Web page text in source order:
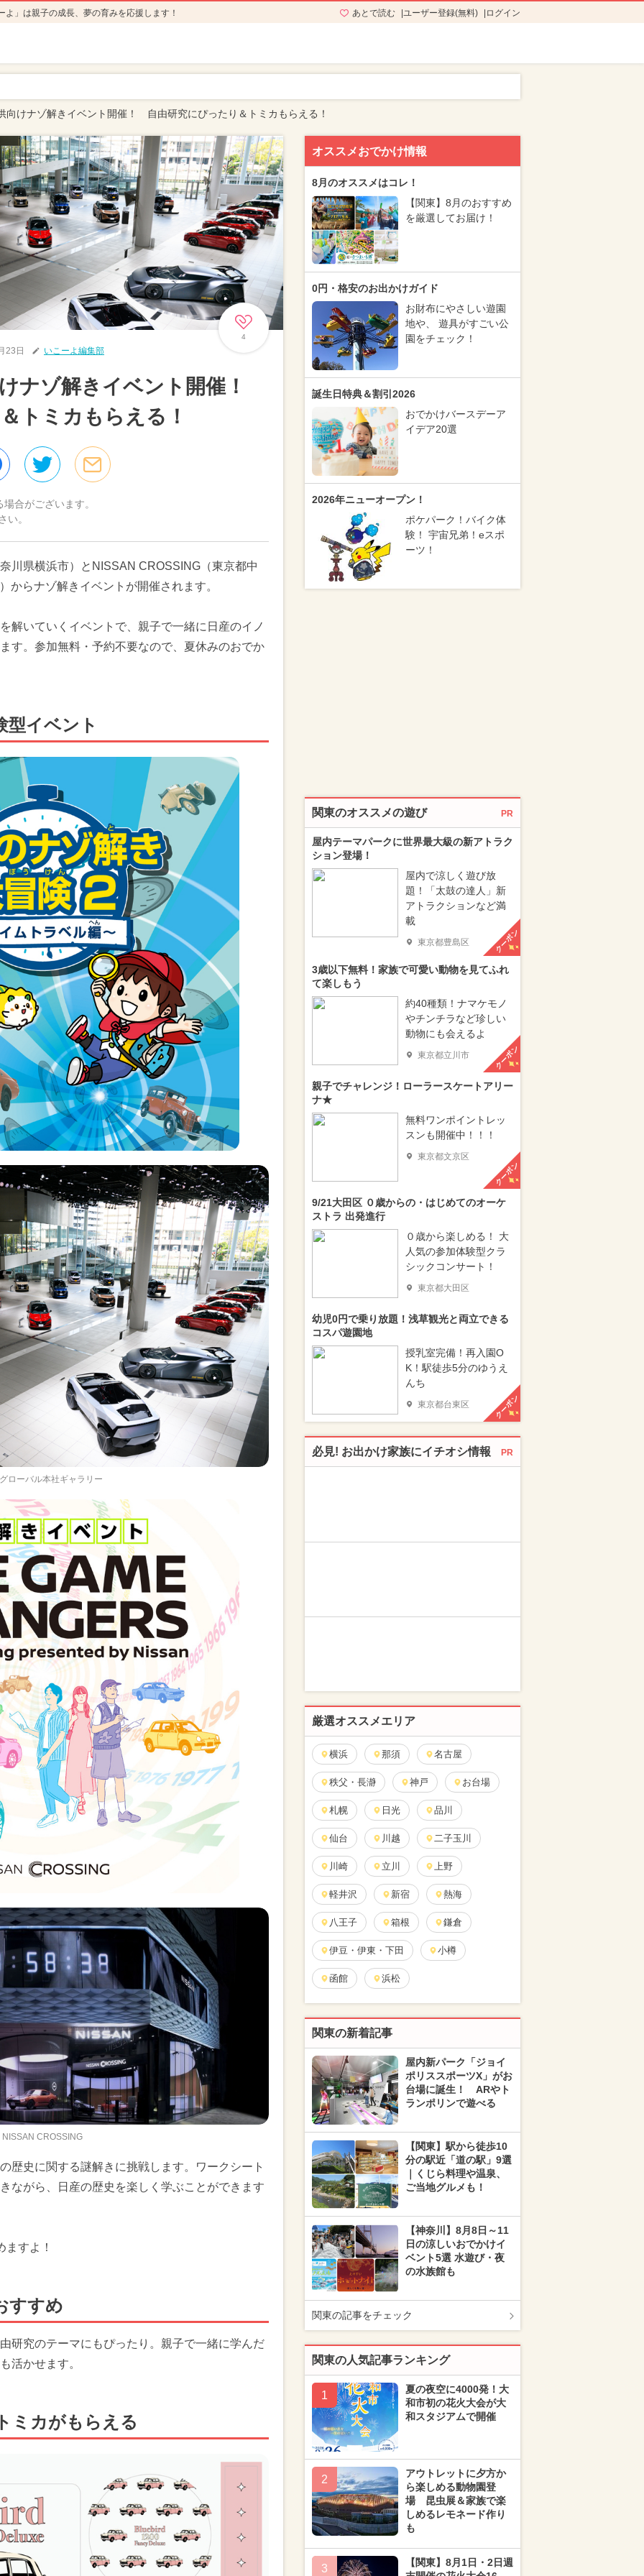
」は親子の成長、夢の育みを応援します！ あとで読む ユーザー登録(無料) ログイン
向けナゾ解きイベント開催！ 自由研究にぴったり＆トミカもらえる！
4
23日 いこーよ編集部
ナゾ解きイベント開催！
トミカもらえる！
合がございます。
い。
川県横浜市）とNISSAN CROSSING（東京都中
からナゾ解きイベントが開催されます。
解いていくイベントで、親子で一緒に日産のイノ
す。参加無料・予約不要なので、夏休みのおでか
型イベント
ローバル本社ギャラリー
NISSAN CROSSING
歴史に関する謎解きに挑戦します。ワークシート
ながら、日産の歴史を楽しく学ぶことができます
すよ！
すすめ
研究のテーマにもぴったり。親子で一緒に学んだ
活かせます。
ミカがもらえる
オススメおでかけ情報
8月のオススメはコレ！
【関東】8月のおすすめ
を厳選してお届け！
0円・格安のお出かけガイド
お財布にやさしい遊園
地や、 遊具がすごい公
園をチェック！
誕生日特典＆割引2026
おでかけバースデーア
イデア20選
2026年ニューオープン！
ポケパーク！バイク体
験！ 宇宙兄弟！eスポ
ーツ！
関東のオススメの遊び PR
屋内テーマパークに世界最大級の新アトラク
ション登場！
屋内で涼しく遊び放
題！「太鼓の達人」新
アトラクションなど満
載
東京都豊島区 クーポン
3歳以下無料！家族で可愛い動物を見てふれ
て楽しもう
約40種類！ナマケモノ
やチンチラなど珍しい
動物にも会えるよ
東京都立川市 クーポン
親子でチャレンジ！ローラースケートアリー
ナ★
無料ワンポイントレッ
スンも開催中！！！
東京都文京区
クーポン
9/21大田区 ０歳からの・はじめてのオーケ
ストラ 出発進行
０歳から楽しめる！ 大
人気の参加体験型クラ
シックコンサート！
東京都大田区
幼児0円で乗り放題！浅草観光と両立できる
コスパ遊園地
授乳室完備！再入園O
K！駅徒歩5分のゆうえ
んち
東京都台東区 クーポン
必見! お出かけ家族にイチオシ情報 PR
厳選オススメエリア
横浜 那須 名古屋
秩父・長瀞 神戸 お台場
札幌 日光 品川
仙台 川越 二子玉川
川崎 立川 上野
軽井沢 新宿 熱海
八王子 箱根 鎌倉
伊豆・伊東・下田 小樽
函館 浜松
関東の新着記事
屋内新パーク「ジョイ
ポリススポーツX」がお
台場に誕生！ ARやト
ランポリンで遊べる
【関東】駅から徒歩10
分の駅近「道の駅」9選
｜くじら料理や温泉、
ご当地グルメも！
【神奈川】8月8日～11
日の涼しいおでかけイ
ベント5選 水遊び・夜
の水族館も
関東の記事をチェック
関東の人気記事ランキング
1
夏の夜空に4000発！大
和市初の花火大会が大
和スタジアムで開催
2
アウトレットに夕方か
ら楽しめる動物園登
場 昆虫展＆家族で楽
しめるレモネード作り
も
3
【関東】8月1日・2日週